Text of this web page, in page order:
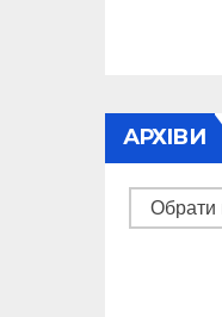
АРХІВИ
Архіви